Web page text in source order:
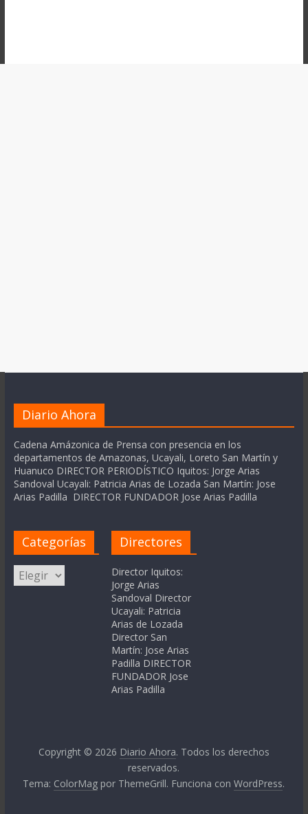
Diario Ahora
Cadena Amázonica de Prensa con presencia en los
departamentos de Amazonas, Ucayali, Loreto San Martín y
Huanuco DIRECTOR PERIODÍSTICO Iquitos: Jorge Arias
Sandoval Ucayali: Patricia Arias de Lozada San Martín: Jose
Arias Padilla DIRECTOR FUNDADOR Jose Arias Padilla
Categorías
Categorías
Directores
Director Iquitos:
Jorge Arias
Sandoval Director
Ucayali: Patricia
Arias de Lozada
Director San
Martín: Jose Arias
Padilla DIRECTOR
FUNDADOR Jose
Arias Padilla
Copyright © 2026 Diario Ahora. Todos los derechos
reservados.
Tema: ColorMag por ThemeGrill. Funciona conWordPress.